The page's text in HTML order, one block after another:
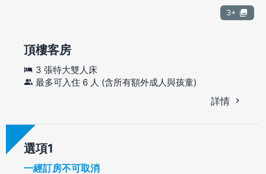
3+
頂樓客房
3 張特大雙人床
最多可入住 6 人 (含所有額外成人與孩童)
詳情
選項
一經訂房不可取消